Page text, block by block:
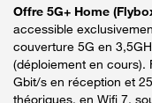
Offre 5G+ Home
accessible
couverture 5G en
(déploiement en cours).
Gbit/s en réception et
théoriques, en Wifi 7,